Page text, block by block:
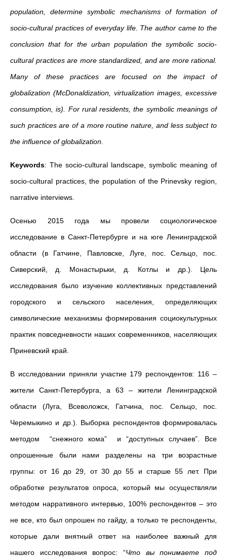
population, determine symbolic mechanisms of formation of
socio-cultural practices of everyday life. The author came to the
conclusion that for the urban population the symbolic socio-
cultural practices are more standardized, and are more rational.
Many of these practices are focused on the impact of
globalization (McDonaldization, virtualization images, excessive
consumption, is). For rural residents, the symbolic meanings of
such practices are of a more routine nature, and less subject to
the influence of globalization.
Keywords: The socio-cultural landscape, symbolic meaning of
socio-cultural practices, the population of the Prinevsky region,
narrative interviews.
Осенью 2015 года мы провели социологическое
исследование в Санкт-Петербурге и на юге Ленинградской
области (в Гатчине, Павловске, Луге, пос. Сельцо, пос.
Сиверский, д. Монастырьки, д. Котлы и др.). Цель
исследования было изучение коллективных представлений
городского и сельского населения, определяющих
символические механизмы формирования социокультурных
практик повседневности наших современников, населяющих
Приневский край.
В исследовании приняли участие 179 респондентов: 116 –
жители Санкт-Петербурга, а 63 – жители Ленинградской
области (Луга, Всеволожск, Гатчина, пос. Сельцо, пос.
Черемыкино и др.). Выборка респондентов формировалась
методом “снежного кома” и “доступных случаев”. Все
опрошенные были нами разделены на три возрастные
группы: от 16 до 29, от 30 до 55 и старше 55 лет. При
обработке результатов опроса, который мы осуществляли
методом нарративного интервью, 100% респондентов – это
не все, кто был опрошен по гайду, а только те респонденты,
которые дали внятный ответ на наиболее важный для
нашего исследования вопрос: “Что вы понимаете под